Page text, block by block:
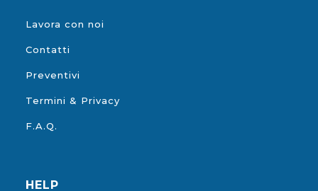
Lavora con noi
Contatti
Preventivi
Termini & Privacy
F.A.Q.
HELP